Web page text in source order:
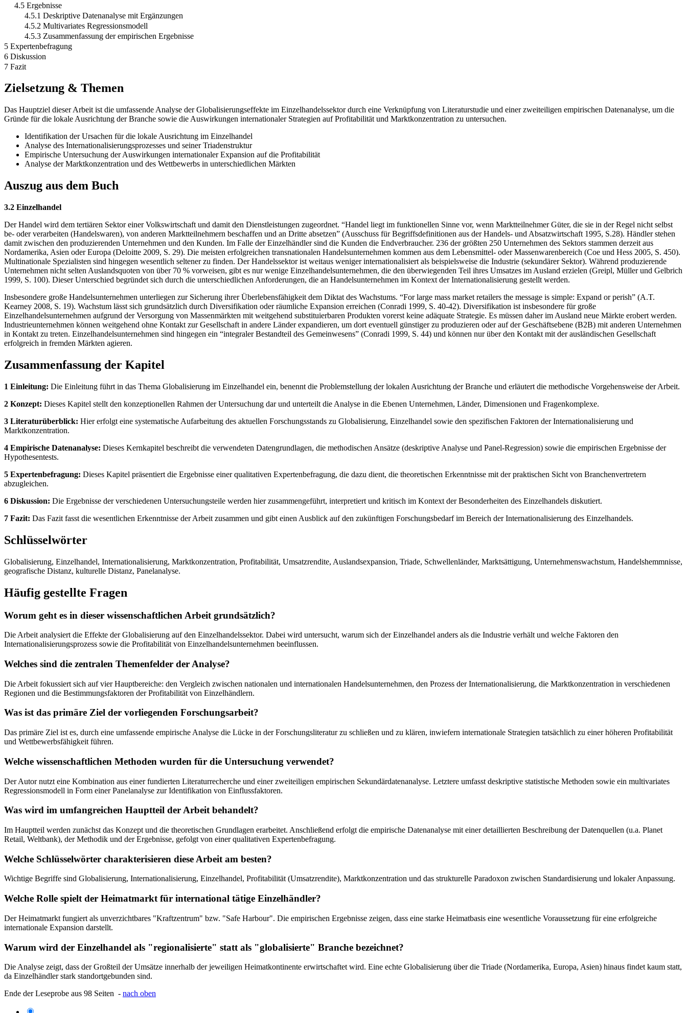
4.5 Ergebnisse
4.5.1 Deskriptive Datenanalyse mit Ergänzungen
4.5.2 Multivariates Regressionsmodell
4.5.3 Zusammenfassung der empirischen Ergebnisse
5 Expertenbefragung
6 Diskussion
7 Fazit
Zielsetzung & Themen
Das Hauptziel dieser Arbeit ist die umfassende Analyse der Globalisierungseffekte im Einzelhandelssektor durch eine Verknüpfung von Literaturstudie und einer zweiteiligen empirischen Datenanalyse, um die
Gründe für die lokale Ausrichtung der Branche sowie die Auswirkungen internationaler Strategien auf Profitabilität und Marktkonzentration zu untersuchen.
Identifikation der Ursachen für die lokale Ausrichtung im Einzelhandel
Analyse des Internationalisierungsprozesses und seiner Triadenstruktur
Empirische Untersuchung der Auswirkungen internationaler Expansion auf die Profitabilität
Analyse der Marktkonzentration und des Wettbewerbs in unterschiedlichen Märkten
Auszug aus dem Buch
3.2 Einzelhandel
Der Handel wird dem tertiären Sektor einer Volkswirtschaft und damit den Dienstleistungen zugeordnet. “Handel liegt im funktionellen Sinne vor, wenn Marktteilnehmer Güter, die sie in der Regel nicht selbst
be- oder verarbeiten (Handelswaren), von anderen Marktteilnehmern beschaffen und an Dritte absetzen” (Ausschuss für Begriffsdefinitionen aus der Handels- und Absatzwirtschaft 1995, S.28). Händler stehen
damit zwischen den produzierenden Unternehmen und den Kunden. Im Falle der Einzelhändler sind die Kunden die Endverbraucher. 236 der größten 250 Unternehmen des Sektors stammen derzeit aus
Nordamerika, Asien oder Europa (Deloitte 2009, S. 29). Die meisten erfolgreichen transnationalen Handelsunternehmen kommen aus dem Lebensmittel- oder Massenwarenbereich (Coe und Hess 2005, S. 450).
Multinationale Spezialisten sind hingegen wesentlich seltener zu finden. Der Handelssektor ist weitaus weniger internationalisiert als beispielsweise die Industrie (sekundärer Sektor). Während produzierende
Unternehmen nicht selten Auslandsquoten von über 70 % vorweisen, gibt es nur wenige Einzelhandelsunternehmen, die den überwiegenden Teil ihres Umsatzes im Ausland erzielen (Greipl, Müller und Gelbrich
1999, S. 100). Dieser Unterschied begründet sich durch die unterschiedlichen Anforderungen, die an Handelsunternehmen im Kontext der Internationalisierung gestellt werden.
Insbesondere große Handelsunternehmen unterliegen zur Sicherung ihrer Überlebensfähigkeit dem Diktat des Wachstums. “For large mass market retailers the message is simple: Expand or perish” (A.T.
Kearney 2008, S. 19). Wachstum lässt sich grundsätzlich durch Diversifikation oder räumliche Expansion erreichen (Conradi 1999, S. 40-42). Diversifikation ist insbesondere für große
Einzelhandelsunternehmen aufgrund der Versorgung von Massenmärkten mit weitgehend substituierbaren Produkten vorerst keine adäquate Strategie. Es müssen daher im Ausland neue Märkte erobert werden.
Industrieunternehmen können weitgehend ohne Kontakt zur Gesellschaft in andere Länder expandieren, um dort eventuell günstiger zu produzieren oder auf der Geschäftsebene (B2B) mit anderen Unternehmen
in Kontakt zu treten. Einzelhandelsunternehmen sind hingegen ein “integraler Bestandteil des Gemeinwesens” (Conradi 1999, S. 44) und können nur über den Kontakt mit der ausländischen Gesellschaft
erfolgreich in fremden Märkten agieren.
Zusammenfassung der Kapitel
1 Einleitung: Die Einleitung führt in das Thema Globalisierung im Einzelhandel ein, benennt die Problemstellung der lokalen Ausrichtung der Branche und erläutert die methodische Vorgehensweise der Arbeit.
2 Konzept: Dieses Kapitel stellt den konzeptionellen Rahmen der Untersuchung dar und unterteilt die Analyse in die Ebenen Unternehmen, Länder, Dimensionen und Fragenkomplexe.
3 Literaturüberblick: Hier erfolgt eine systematische Aufarbeitung des aktuellen Forschungsstands zu Globalisierung, Einzelhandel sowie den spezifischen Faktoren der Internationalisierung und
Marktkonzentration.
4 Empirische Datenanalyse: Dieses Kernkapitel beschreibt die verwendeten Datengrundlagen, die methodischen Ansätze (deskriptive Analyse und Panel-Regression) sowie die empirischen Ergebnisse der
Hypothesentests.
5 Expertenbefragung: Dieses Kapitel präsentiert die Ergebnisse einer qualitativen Expertenbefragung, die dazu dient, die theoretischen Erkenntnisse mit der praktischen Sicht von Branchenvertretern
abzugleichen.
6 Diskussion: Die Ergebnisse der verschiedenen Untersuchungsteile werden hier zusammengeführt, interpretiert und kritisch im Kontext der Besonderheiten des Einzelhandels diskutiert.
7 Fazit: Das Fazit fasst die wesentlichen Erkenntnisse der Arbeit zusammen und gibt einen Ausblick auf den zukünftigen Forschungsbedarf im Bereich der Internationalisierung des Einzelhandels.
Schlüsselwörter
Globalisierung, Einzelhandel, Internationalisierung, Marktkonzentration, Profitabilität, Umsatzrendite, Auslandsexpansion, Triade, Schwellenländer, Marktsättigung, Unternehmenswachstum, Handelshemmnisse,
geografische Distanz, kulturelle Distanz, Panelanalyse.
Häufig gestellte Fragen
Worum geht es in dieser wissenschaftlichen Arbeit grundsätzlich?
Die Arbeit analysiert die Effekte der Globalisierung auf den Einzelhandelssektor. Dabei wird untersucht, warum sich der Einzelhandel anders als die Industrie verhält und welche Faktoren den
Internationalisierungsprozess sowie die Profitabilität von Einzelhandelsunternehmen beeinflussen.
Welches sind die zentralen Themenfelder der Analyse?
Die Arbeit fokussiert sich auf vier Hauptbereiche: den Vergleich zwischen nationalen und internationalen Handelsunternehmen, den Prozess der Internationalisierung, die Marktkonzentration in verschiedenen
Regionen und die Bestimmungsfaktoren der Profitabilität von Einzelhändlern.
Was ist das primäre Ziel der vorliegenden Forschungsarbeit?
Das primäre Ziel ist es, durch eine umfassende empirische Analyse die Lücke in der Forschungsliteratur zu schließen und zu klären, inwiefern internationale Strategien tatsächlich zu einer höheren Profitabilität
und Wettbewerbsfähigkeit führen.
Welche wissenschaftlichen Methoden wurden für die Untersuchung verwendet?
Der Autor nutzt eine Kombination aus einer fundierten Literaturrecherche und einer zweiteiligen empirischen Sekundärdatenanalyse. Letztere umfasst deskriptive statistische Methoden sowie ein multivariates
Regressionsmodell in Form einer Panelanalyse zur Identifikation von Einflussfaktoren.
Was wird im umfangreichen Hauptteil der Arbeit behandelt?
Im Hauptteil werden zunächst das Konzept und die theoretischen Grundlagen erarbeitet. Anschließend erfolgt die empirische Datenanalyse mit einer detaillierten Beschreibung der Datenquellen (u.a. Planet
Retail, Weltbank), der Methodik und der Ergebnisse, gefolgt von einer qualitativen Expertenbefragung.
Welche Schlüsselwörter charakterisieren diese Arbeit am besten?
Wichtige Begriffe sind Globalisierung, Internationalisierung, Einzelhandel, Profitabilität (Umsatzrendite), Marktkonzentration und das strukturelle Paradoxon zwischen Standardisierung und lokaler Anpassung.
Welche Rolle spielt der Heimatmarkt für international tätige Einzelhändler?
Der Heimatmarkt fungiert als unverzichtbares "Kraftzentrum" bzw. "Safe Harbour". Die empirischen Ergebnisse zeigen, dass eine starke Heimatbasis eine wesentliche Voraussetzung für eine erfolgreiche
internationale Expansion darstellt.
Warum wird der Einzelhandel als "regionalisierte" statt als "globalisierte" Branche bezeichnet?
Die Analyse zeigt, dass der Großteil der Umsätze innerhalb der jeweiligen Heimatkontinente erwirtschaftet wird. Eine echte Globalisierung über die Triade (Nordamerika, Europa, Asien) hinaus findet kaum statt,
da Einzelhändler stark standortgebunden sind.
Ende der Leseprobe aus 98 Seiten - nach oben